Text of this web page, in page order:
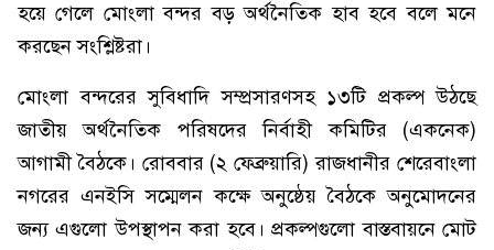
হয়ে গেলে মোংলা বন্দর বড় অর্থনৈতিক হাব হবে বলে মনে
করছেন সংশ্লিষ্টরা।
মোংলা বন্দরের সুবিধাদি সম্প্রসারণসহ ১৩টি প্রকল্প উঠছে
জাতীয় অর্থনৈতিক পরিষদের নির্বাহী কমিটির (একনেক)
আগামী বৈঠকে। রোববার (২ ফেব্রুয়ারি) রাজধানীর শেরেবাংলা
নগরের এনইসি সম্মেলন কক্ষে অনুষ্ঠেয় বৈঠকে অনুমোদনের
জন্য এগুলো উপস্থাপন করা হবে। প্রকল্পগুলো বাস্তবায়নে মোট